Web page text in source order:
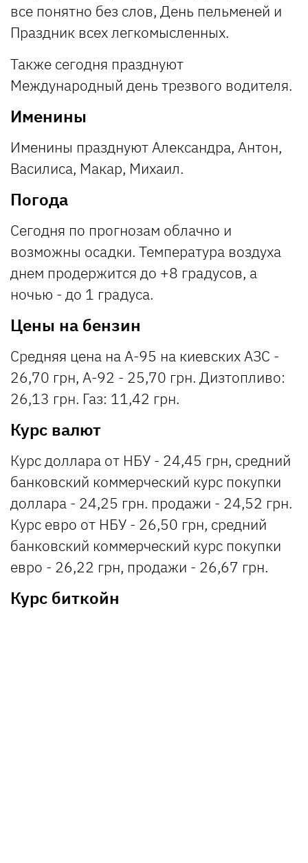
все понятно без слов, День пельменей и
Праздник всех легкомысленных.
Также сегодня празднуют
Международный день трезвого водителя.
Именины
Именины празднуют Александра, Антон,
Василиса, Макар, Михаил.
Погода
Сегодня по прогнозам облачно и
возможны осадки. Температура воздуха
днем продержится до +8 градусов, а
ночью - до 1 градуса.
Цены на бензин
Средняя цена на А-95 на киевских АЗС -
26,70 грн, А-92 - 25,70 грн. Дизтопливо:
26,13 грн. Газ: 11,42 грн.
Курс валют
Курс доллара от НБУ - 24,45 грн, средний
банковский коммерческий курс покупки
доллара - 24,25 грн. продажи - 24,52 грн.
Курс евро от НБУ - 26,50 грн, средний
банковский коммерческий курс покупки
евро - 26,22 грн, продажи - 26,67 грн.
Курс биткойн